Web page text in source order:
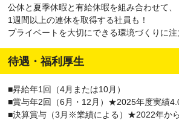
公休と夏季休暇と有給休暇を組み合わせて、
1週間以上の連休を取得する社員も！
プライベートを大切にできる環境づくりに注
待遇・福利厚生
■昇給年1回（4月または10月）
■賞与年2回（6月・12月）★2025年度実績
■決算賞与（3月※業績による）★2022年か